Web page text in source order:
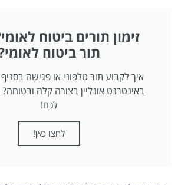
זימון תורים ביטוח
תור ביטוח
איך לקבוע תור טלפוני או פגישה
באינטרנט אונליין בצורה קלה
לכם!
לחצו כאן!